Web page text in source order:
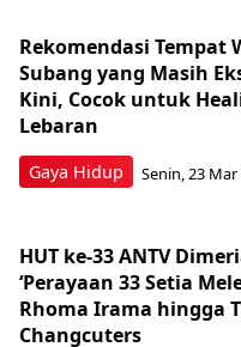
Gaya Hidup
Rekomendasi Tempat
Subang yang Masih
Kini, Cocok untuk
Lebaran
Senin, 23 Mar
HUT ke-33 ANTV
‘Perayaan 33 Setia
Rhoma Irama hingga
Changcuters